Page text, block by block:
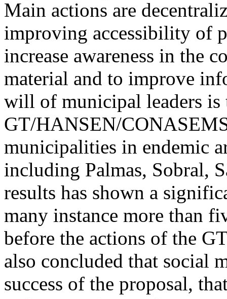
Main actions are
improving accessibility of
increase awareness in the
material and to improve
will of municipal leaders is
GT/HANSEN/
municipalities in endemic
including Palmas, Sobral,
results has shown a
many instance more than
before the actions of the
also concluded that social
success of the proposal,